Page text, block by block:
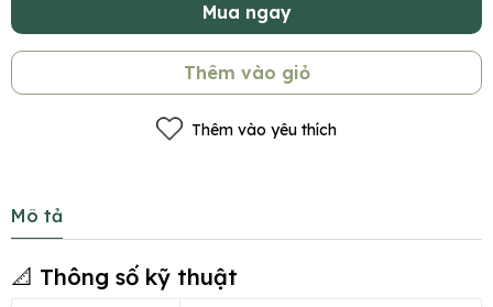
Mua ngay
Thêm vào giỏ
Thêm vào yêu thích
Mô tả
📐 Thông số kỹ thuật